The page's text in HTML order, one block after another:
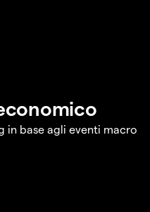
in base agli eventi macro